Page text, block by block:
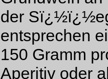
der
entsprechen
150 Gramm
Aperitiv oder